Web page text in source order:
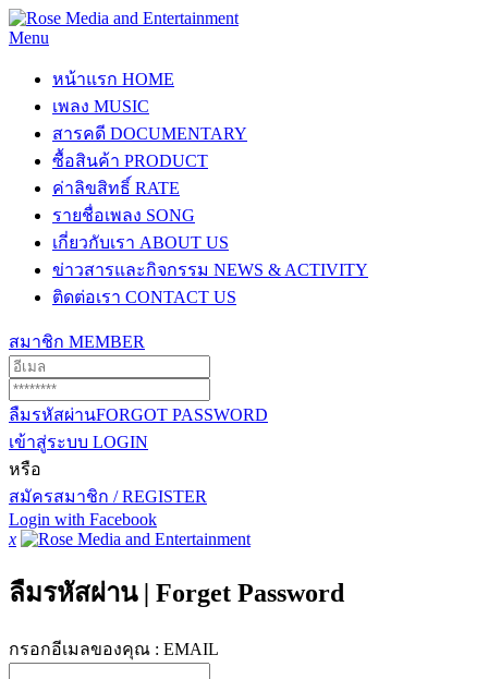
Menu
หน้าแรก HOME
เพลง MUSIC
สารคดี DOCUMENTARY
ซื้อสินค้า PRODUCT
ค่าลิขสิทธิ์ RATE
รายชื่อเพลง SONG
เกี่ยวกับเรา ABOUT US
ข่าวสารและกิจกรรม NEWS & ACTIVITY
ติดต่อเรา CONTACT US
สมาชิก MEMBER
ลืมรหัสผ่านFORGOT PASSWORD
เข้าสู่ระบบ LOGIN
หรือ
สมัครสมาชิก / REGISTER
Login with Facebook
x
ลืมรหัสผ่าน | Forget Password
กรอกอีเมลของคุณ : EMAIL